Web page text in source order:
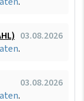
03.08.2026
.
03.08.2026
.